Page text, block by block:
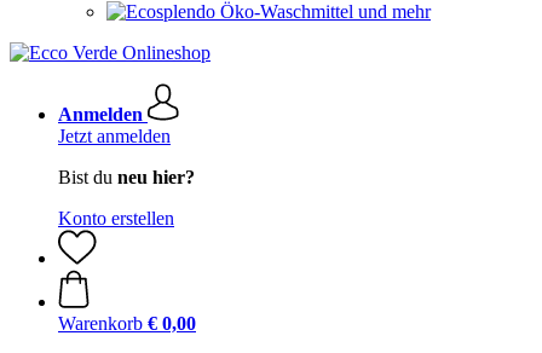
Öko-Waschmittel und mehr
Anmelden
Jetzt anmelden
Bist du neu hier?
Konto erstellen
Warenkorb € 0,00